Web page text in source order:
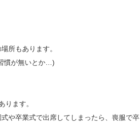
所もあります。
慣が無いとか…)
ます。
や卒業式で出席してしまったら、喪服で卒